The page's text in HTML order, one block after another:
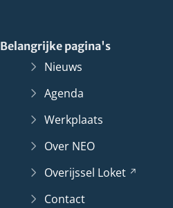
Belangrijke pagina's
Nieuws
Agenda
Werkplaats
Over NEO
Overijssel Loket
Contact